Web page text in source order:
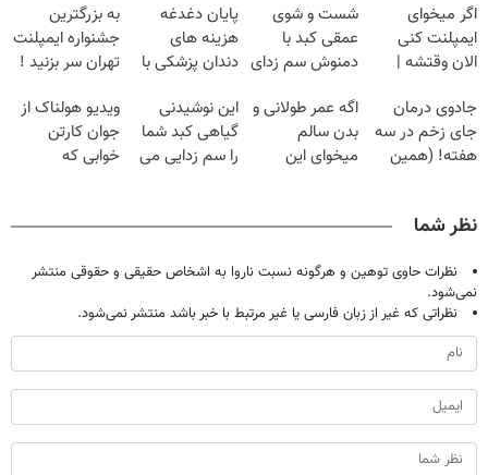
اگر میخوای
ایمپلنت کنی
الان وقتشه |
میلیون تومان!!!
شست و شوی
عمقی کبد با
دمنوش سم زدای
پایان دغدغه
هزینه های
دندان پزشکی با
خانگی
به بزرگترین
جشنواره ایمپلنت
تهران سر بزنید !
میلیون !
جادوی درمان
جای زخم در سه
هفته! (همین
اگه عمر طولانی و
بدن سالم
میخوای این
این نوشیدنی
گیاهی کبد شما
را سم زدایی می
ویدیو هولناک از
جوان کارتن
خوابی که
نظر شما
نظرات حاوی توهین و هرگونه نسبت ناروا به اشخاص حقیقی و حقوقی منتشر
نمی‌شود.
نظراتی که غیر از زبان فارسی یا غیر مرتبط با خبر باشد منتشر نمی‌شود.